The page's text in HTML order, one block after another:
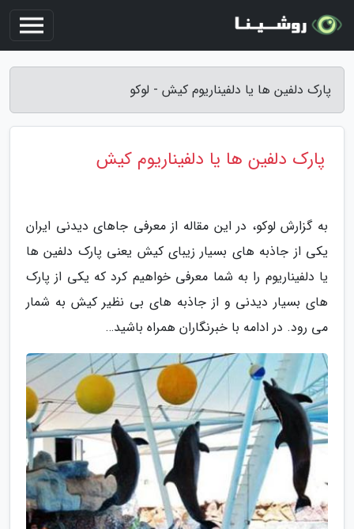
پارک دلفین ها یا دلفیناریوم کیش - لوکو
پارک دلفین ها یا دلفیناریوم کیش
به گزارش لوکو، در این مقاله از معرفی جاهای دیدنی ایران
یکی از جاذبه های بسیار زیبای کیش یعنی پارک دلفین ها
یا دلفیناریوم را به شما معرفی خواهیم کرد که یکی از پارک
های بسیار دیدنی و از جاذبه های بی نظیر کیش به شمار
می رود. در ادامه با خبرنگاران همراه باشید…